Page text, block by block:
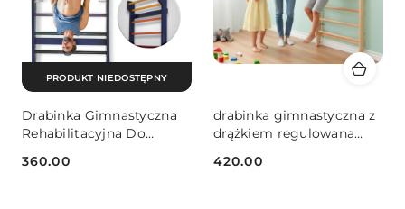
Drabinka Gimnastyczna
Rehabilitacyjna Do
cm
Cena:
360.00
PRODUKT NIEDOSTĘPNY
drabinka gimnastyczna z
drążkiem regulowana
ćwiczeń
Cena:
420.00